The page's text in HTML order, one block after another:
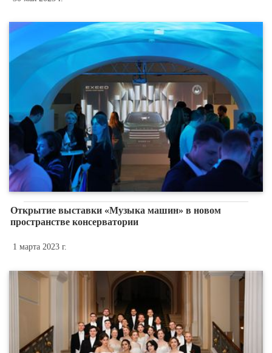
Открытие выставки «Музыка машин» в новом
пространстве консерватории
1 марта 2023 г.